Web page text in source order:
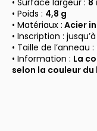
• Surface largeur : 8
• Poids : 4,8 g
• Matériaux : Acier
• Inscription : jusqu’à
• Taille de l’anneau :
• Information : La
selon la couleur du